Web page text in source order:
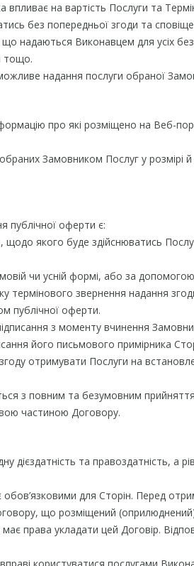
на вартість Послуги та
без попередньої згоди та
що надаються Виконавцем для усіх
тощо.
надання послуги обраної
про які розміщено на Веб-
Замовником Послуг у
публічної оферти є:
якого буде здійснюватись
чи усній формі, або за допомогою
термінового звернення надання
публічної оферти.
з моменту вчинення
його письмового примірника
отримувати Послуги на
з повним та безумовним
частиною Договору.
та правоздатність, а
обов’язковими для Сторін. Перед
що розміщений
права укладати цей Договір.